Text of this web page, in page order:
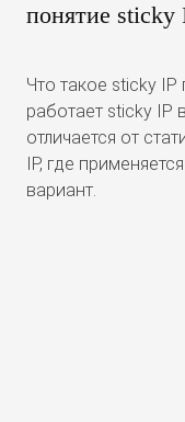
понятие sticky
Что такое sticky
работает sticky IP
отличается от
IP, где
вариант.